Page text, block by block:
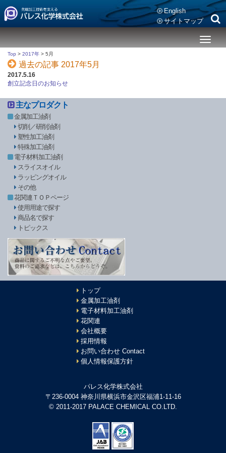
English
サイトマップ
メ
ニ
Top > 2017年 > 5月
過去の記事 2017年5月
2017.5.16
創立記念日のお知らせ
主なプロダクト
金属加工油剤
切削／研削油剤
塑性加工油剤
特殊加工油剤
電子材料加工油剤
スライスオイル
ラッピングオイル
その他
花関連ＴＯＰページ
使用用途で探す
商品名で探す
トピックス
トップ
金属加工油剤
電子材料加工油剤
花関連
会社概要
採用情報
お問い合わせ Contact
個人情報保護方針
パレス化学株式会社
〒236-0004 神奈川県横浜市金沢区福浦1-11-16
© 2011-2017 PALACE CHEMICAL CO.LTD.